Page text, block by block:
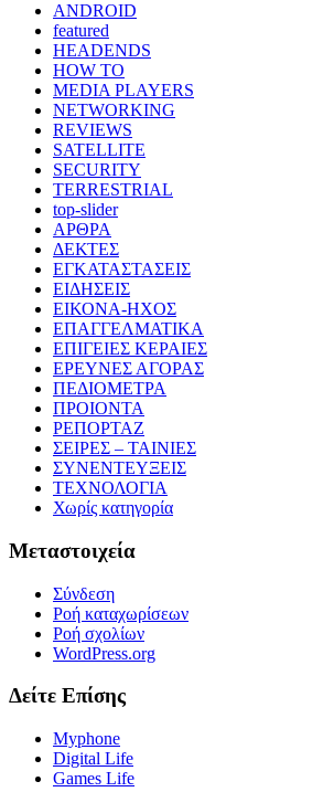
ANDROID
featured
HEADENDS
HOW TO
MEDIA PLAYERS
NETWORKING
REVIEWS
SATELLITE
SECURITY
TERRESTRIAL
top-slider
ΑΡΘΡΑ
ΔΕΚΤΕΣ
ΕΓΚΑΤΑΣΤΑΣΕΙΣ
ΕΙΔΗΣΕΙΣ
ΕΙΚΟΝΑ-ΗΧΟΣ
ΕΠΑΓΓΕΛΜΑΤΙΚΑ
ΕΠΙΓΕΙΕΣ ΚΕΡΑΙΕΣ
ΕΡΕΥΝΕΣ ΑΓΟΡΑΣ
ΠΕΔΙΟΜΕΤΡΑ
ΠΡΟΙΟΝΤΑ
ΡΕΠΟΡΤΑΖ
ΣΕΙΡΕΣ – ΤΑΙΝΙΕΣ
ΣΥΝΕΝΤΕΥΞΕΙΣ
ΤΕΧΝΟΛΟΓΙΑ
Χωρίς κατηγορία
Μεταστοιχεία
Σύνδεση
Ροή καταχωρίσεων
Ροή σχολίων
WordPress.org
Δείτε Επίσης
Myphone
Digital Life
Games Life